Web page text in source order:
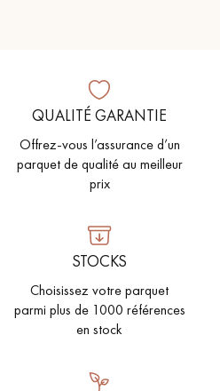
QUALITÉ GARANTIE
Offrez-vous l’assurance d’un
parquet de qualité au meilleur
prix
STOCKS
Choisissez votre parquet
parmi plus de 1000 références
en stock